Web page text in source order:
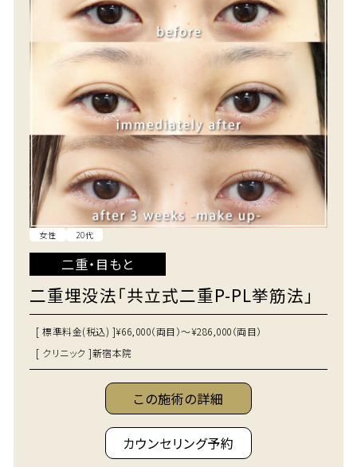
女性 20代
二重・目もと
二重埋没法「共立式二重P-PL挙筋法」
[ 標準料金(税込) ]¥66,000（両目）～¥286,000（両目）
[ クリニック ]新宿本院
この施術の詳細
カウンセリング予約